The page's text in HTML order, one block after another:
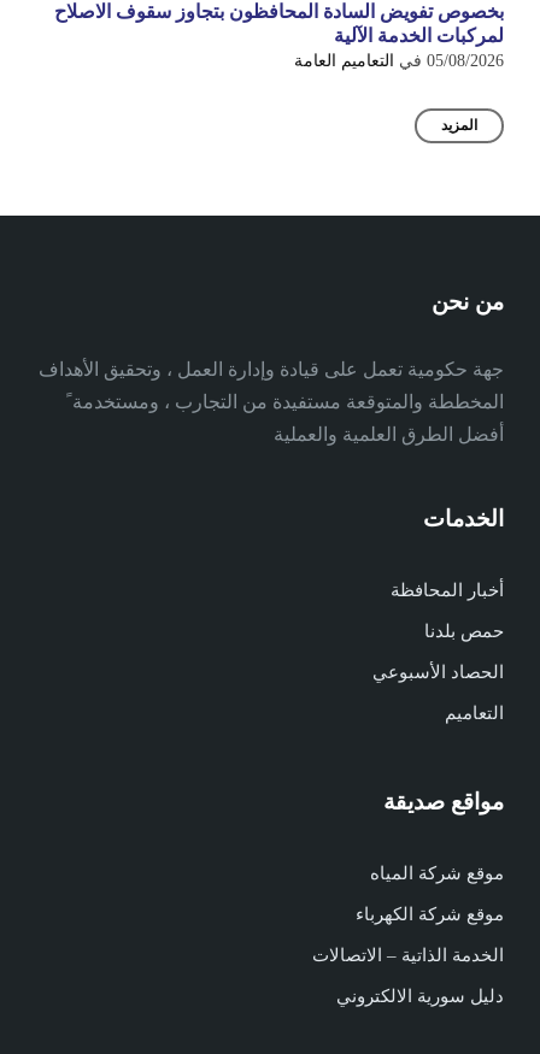
بخصوص تفويض السادة المحافظون بتجاوز سقوف الاصلاح
لمركبات الخدمة الآلية
05/08/2026 في التعاميم العامة
المزيد
من نحن
جهة حكومية تعمل على قيادة وإدارة العمل ، وتحقيق الأهداف
المخططة والمتوقعة مستفيدة من التجارب ، ومستخدمة ً
أفضل الطرق العلمية والعملية
الخدمات
أخبار المحافظة
حمص بلدنا
الحصاد الأسبوعي
التعاميم
مواقع صديقة
موقع شركة المياه
موقع شركة الكهرباء
الخدمة الذاتية – الاتصالات
دليل سورية الالكتروني